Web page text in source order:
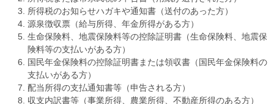
所得税のお知らせハガキや通知書（送付のあった方）
源泉徴収票（給与所得、年金所得がある方）
生命保険料、地震保険料等の控除証明書（生命保険料、地震保
険料等の支払いがある方）
国民年金保険料の控除証明書または領収書（国民年金保険料の
支払いがある方）
配当所得の支払通知書等（申告される方）
収支内訳書等（事業所得、農業所得、不動産所得のある方）